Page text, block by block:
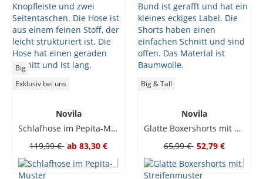
Big
Exklusiv bei uns
Novila
Schlafhose im Pepita-Muster
119,99 € ab 83,30 €
Big & Tall
Novila
Glatte Boxershorts mit Streifenmuster
65,99 € 52,79 €